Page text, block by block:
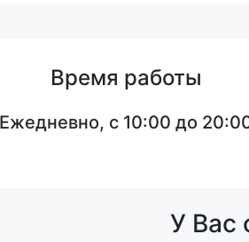
Время работы
Ежедневно, с 10:00 до
У Вас